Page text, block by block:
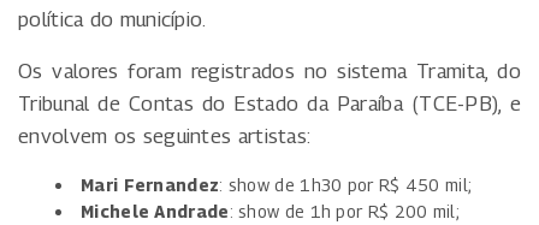
política do município.
Os valores foram registrados no sistema Tramita, do
Tribunal de Contas do Estado da Paraíba (TCE-PB), e
envolvem os seguintes artistas:
Mari Fernandez: show de 1h30 por R$ 450 mil;
Michele Andrade: show de 1h por R$ 200 mil;